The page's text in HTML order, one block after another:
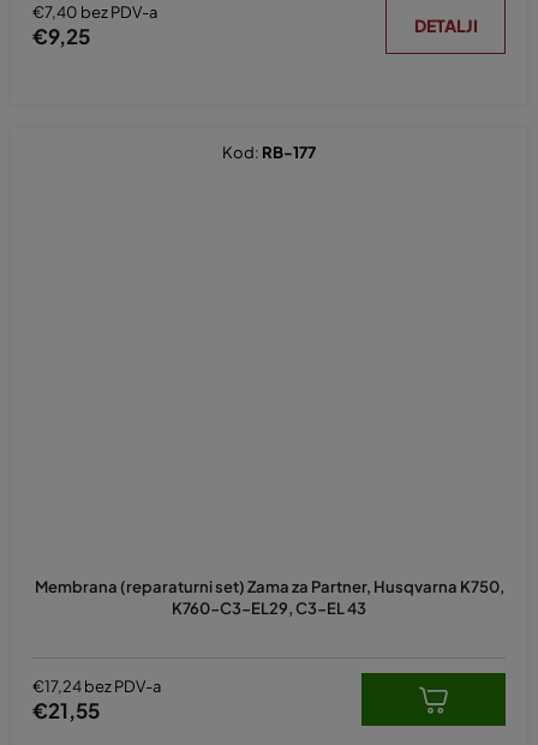
€7,40 bez PDV-a
€9,25 DETALJI
Membrana (reparaturni set) Zama za Partner, Husqvarna K750,
K760-C3-EL29, C3-EL 43
€17,24 bez PDV-a
€21,55
Kod: RB-177